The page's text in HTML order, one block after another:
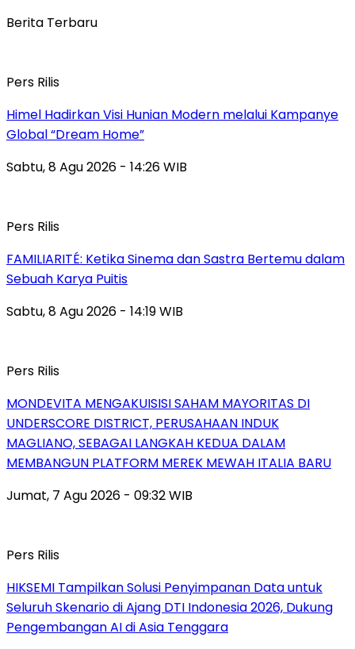
Berita Terbaru
Pers Rilis
Himel Hadirkan Visi Hunian Modern melalui Kampanye
Global “Dream Home”
Sabtu, 8 Agu 2026 - 14:26 WIB
Pers Rilis
FAMILIARITÉ: Ketika Sinema dan Sastra Bertemu dalam
Sebuah Karya Puitis
Sabtu, 8 Agu 2026 - 14:19 WIB
Pers Rilis
MONDEVITA MENGAKUISISI SAHAM MAYORITAS DI
UNDERSCORE DISTRICT, PERUSAHAAN INDUK
MAGLIANO, SEBAGAI LANGKAH KEDUA DALAM
MEMBANGUN PLATFORM MEREK MEWAH ITALIA BARU
Jumat, 7 Agu 2026 - 09:32 WIB
Pers Rilis
HIKSEMI Tampilkan Solusi Penyimpanan Data untuk
Seluruh Skenario di Ajang DTI Indonesia 2026, Dukung
Pengembangan AI di Asia Tenggara